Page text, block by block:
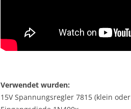
Verwendet wurden:
15V Spannungsregler 7815 (klein